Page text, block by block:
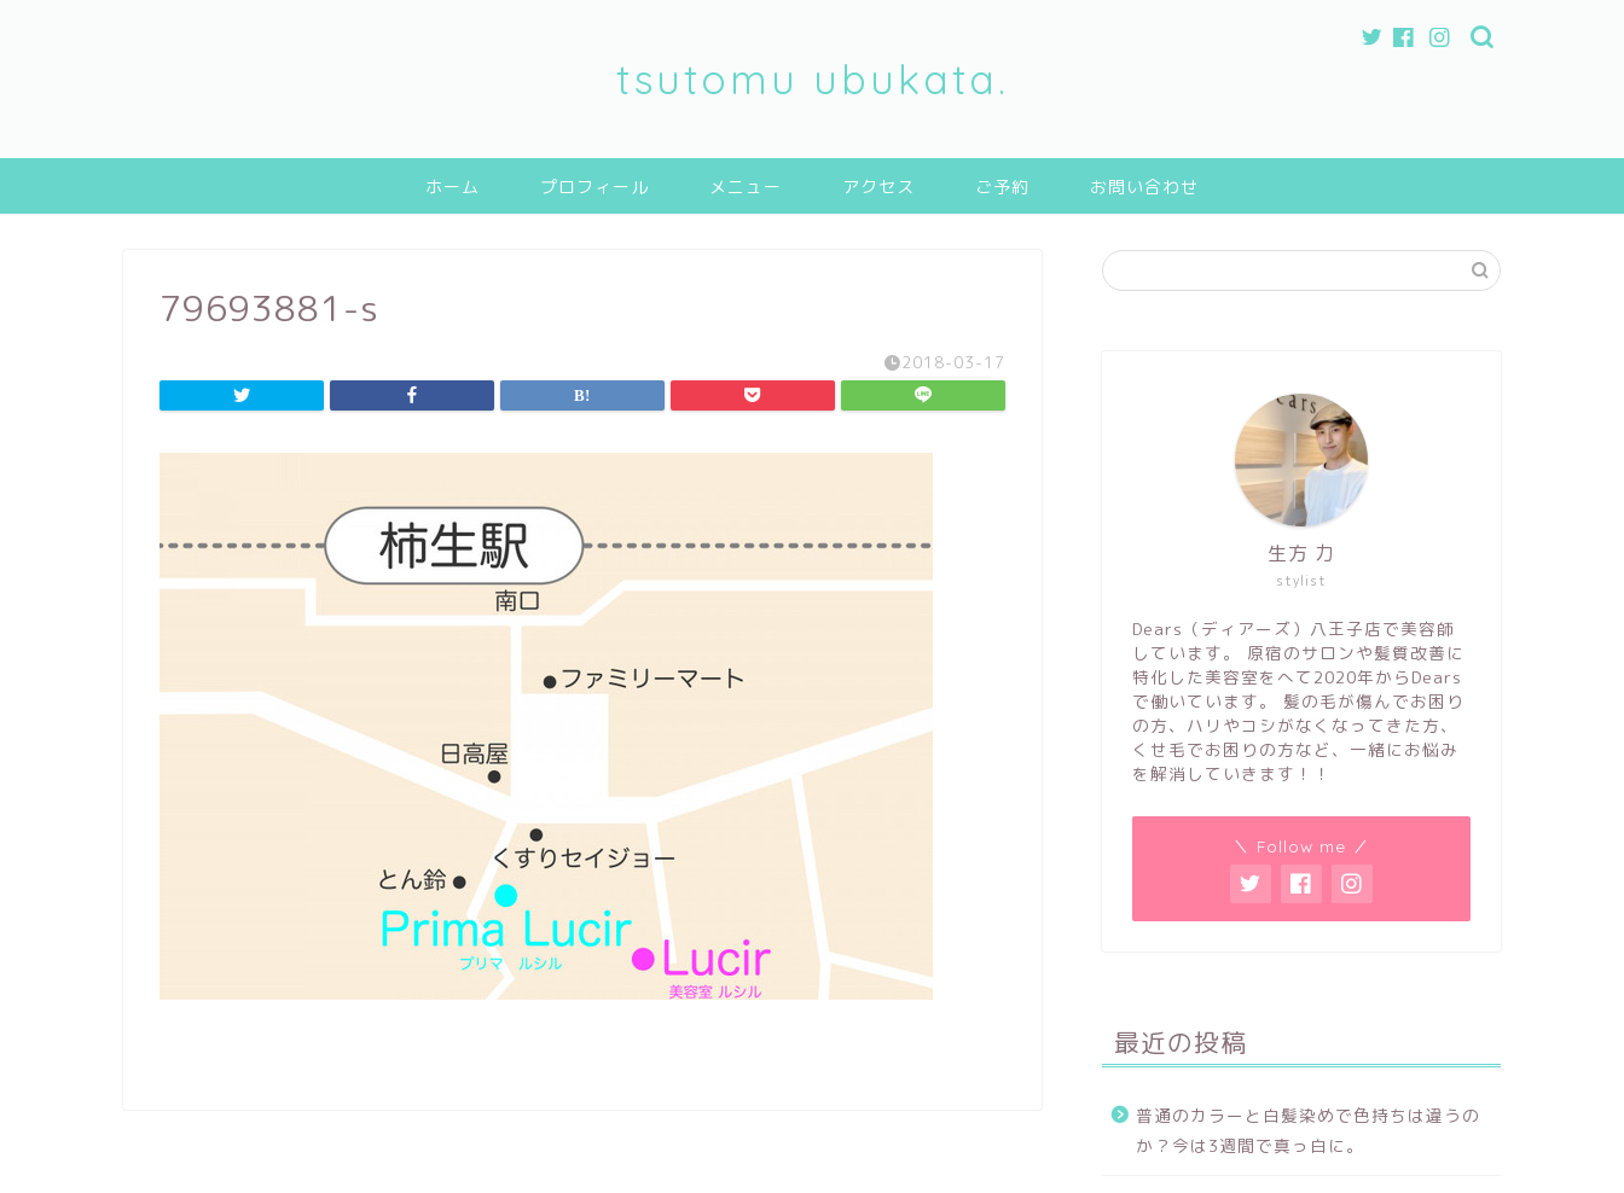
tsutomu ubukata.
ホーム プロフィール メニュー アクセス ご予約 お問い合わせ
79693881-s
2018-03-17
stylist
生方 力
Dears（ディアーズ）八王子店で美容師
しています。 原宿のサロンや髪質改善に
特化した美容室をへて2020年からDears
で働いています。 髪の毛が傷んでお困り
の方、ハリやコシがなくなってきた方、
くせ毛でお困りの方など、一緒にお悩み
を解消していきます！！
＼ Follow me ／
最近の投稿
普通のカラーと白髪染めで色持ちは違うの
か？今は3週間で真っ白に。